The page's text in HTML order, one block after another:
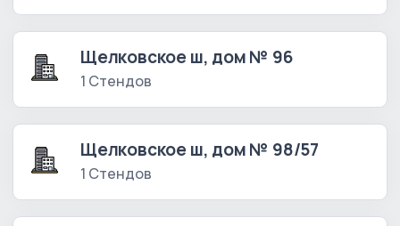
Щелковское ш, дом № 96
1 Стендов
Щелковское ш, дом № 98/57
1 Стендов